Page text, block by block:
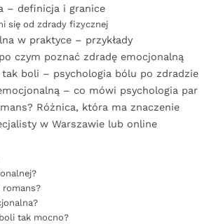
– definicja i granice
się od zdrady fizycznej
w praktyce – przykłady
czym poznać zdradę emocjonalną
boli – psychologia bólu po zdradzie
– co mówi psychologia par
Różnica, która ma znaczenie
w Warszawie lub online
romans?
tak mocno?